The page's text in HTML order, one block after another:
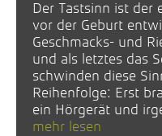
Der Tastsinn ist der
vor der Geburt
Geschmacks- und
und als letztes das
schwinden diese
Reihenfolge: Erst
ein Hörgerät und
mehr lesen